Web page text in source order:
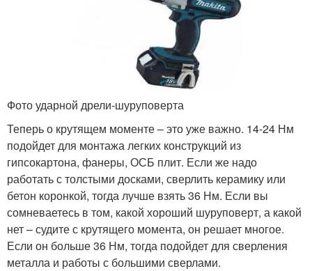
Фото ударной дрели-шуруповерта
Теперь о крутящем моменте – это уже важно. 14-24 Нм
подойдет для монтажа легких конструкций из
гипсокартона, фанеры, ОСБ плит. Если же надо
работать с толстыми досками, сверлить керамику или
бетон коронкой, тогда лучше взять 36 Нм. Если вы
сомневаетесь в том, какой хороший шуруповерт, а какой
нет – судите с крутящего момента, он решает многое.
Если он больше 36 Нм, тогда подойдет для сверления
металла и работы с большими сверлами.